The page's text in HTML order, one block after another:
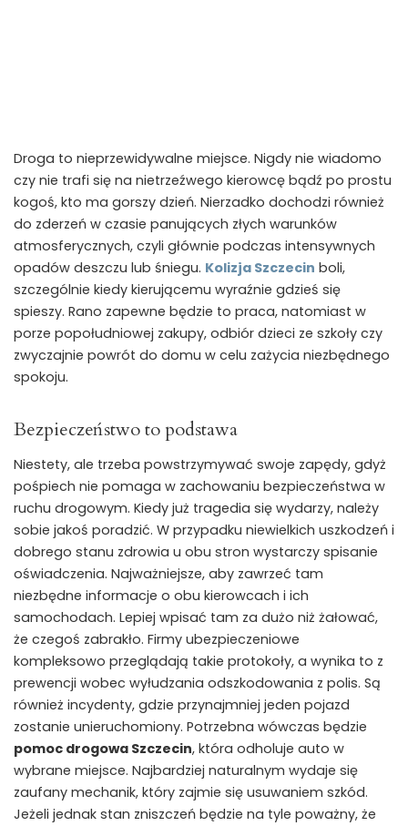
Droga to nieprzewidywalne miejsce. Nigdy nie wiadomo
czy nie trafi się na nietrzeźwego kierowcę bądź po prostu
kogoś, kto ma gorszy dzień. Nierzadko dochodzi również
do zderzeń w czasie panujących złych warunków
atmosferycznych, czyli głównie podczas intensywnych
opadów deszczu lub śniegu. Kolizja Szczecin boli,
szczególnie kiedy kierującemu wyraźnie gdzieś się
spieszy. Rano zapewne będzie to praca, natomiast w
porze popołudniowej zakupy, odbiór dzieci ze szkoły czy
zwyczajnie powrót do domu w celu zażycia niezbędnego
spokoju.
Bezpieczeństwo to podstawa
Niestety, ale trzeba powstrzymywać swoje zapędy, gdyż
pośpiech nie pomaga w zachowaniu bezpieczeństwa w
ruchu drogowym. Kiedy już tragedia się wydarzy, należy
sobie jakoś poradzić. W przypadku niewielkich uszkodzeń i
dobrego stanu zdrowia u obu stron wystarczy spisanie
oświadczenia. Najważniejsze, aby zawrzeć tam
niezbędne informacje o obu kierowcach i ich
samochodach. Lepiej wpisać tam za dużo niż żałować,
że czegoś zabrakło. Firmy ubezpieczeniowe
kompleksowo przeglądają takie protokoły, a wynika to z
prewencji wobec wyłudzania odszkodowania z polis. Są
również incydenty, gdzie przynajmniej jeden pojazd
zostanie unieruchomiony. Potrzebna wówczas będzie
pomoc drogowa Szczecin, która odholuje auto w
wybrane miejsce. Najbardziej naturalnym wydaje się
zaufany mechanik, który zajmie się usuwaniem szkód.
Jeżeli jednak stan zniszczeń będzie na tyle poważny, że